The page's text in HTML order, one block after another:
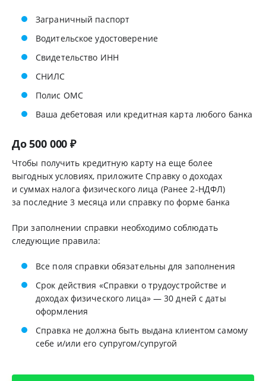
Заграничный паспорт
Водительское удостоверение
Свидетельство ИНН
СНИЛС
Полис ОМС
Ваша дебетовая или кредитная карта любого банка
До 500 000 ₽
Чтобы получить кредитную карту на еще более
выгодных условиях, приложите Справку о доходах
и суммах налога физического лица (Ранее 2-НДФЛ)
за последние 3 месяца или справку по форме банка
При заполнении справки необходимо соблюдать
следующие правила:
Все поля справки обязательны для заполнения
Срок действия «Справки о трудоустройстве и
доходах физического лица» — 30 дней с даты
оформления
Справка не должна быть выдана клиентом самому
себе и/или его супругом/супругой